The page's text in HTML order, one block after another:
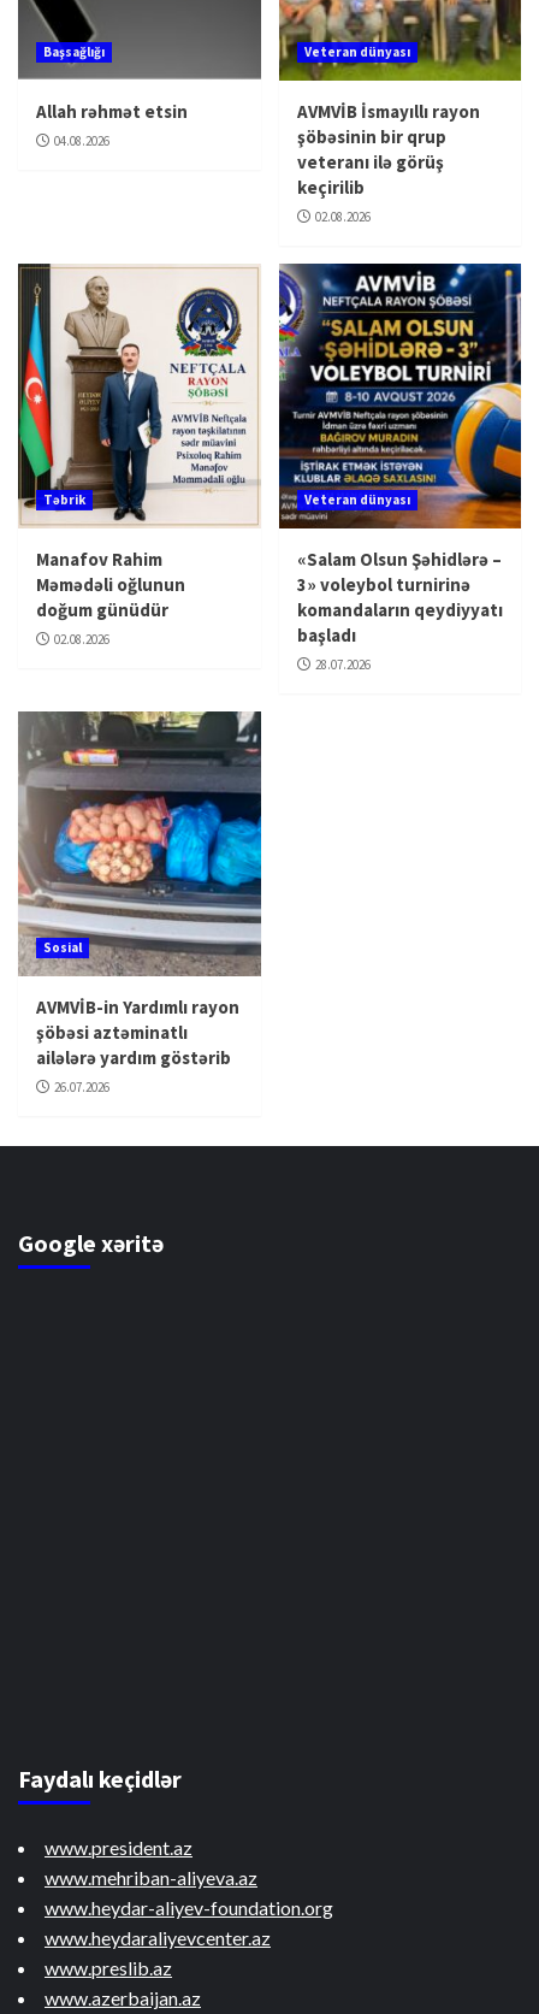
Başsağlığı
Allah rəhmət etsin
04.08.2026
Veteran dünyası
AVMVİB İsmayıllı rayon
şöbəsinin bir qrup
veteranı ilə görüş
keçirilib
02.08.2026
Təbrik
Manafov Rahim
Məmədəli oğlunun
doğum günüdür
02.08.2026
Veteran dünyası
«Salam Olsun Şəhidlərə –
3» voleybol turnirinə
komandaların qeydiyyatı
başladı
28.07.2026
Sosial
AVMVİB-in Yardımlı rayon
şöbəsi aztəminatlı
ailələrə yardım göstərib
26.07.2026
Google xəritə
Faydalı keçidlər
www.president.az
www.mehriban-aliyeva.az
www.heydar-aliyev-foundation.org
www.heydaraliyevcenter.az
www.preslib.az
www.azerbaijan.az